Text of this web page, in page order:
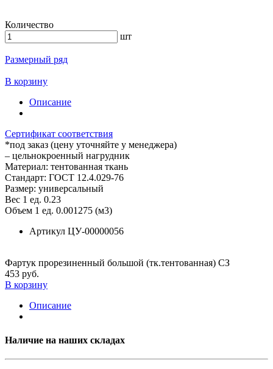
Количество
шт
Размерный ряд
В корзину
Описание
Сертификат соответствия
*под заказ (цену уточняйте у менеджера)
– цельнокроенный нагрудник
Материал: тентованная ткань
Стандарт: ГОСТ 12.4.029-76
Размер: универсальный
Вес 1 ед. 0.23
Объем 1 ед. 0.001275 (м3)
Артикул ЦУ-00000056
Фартук прорезиненный большой (тк.тентованная) СЗ
453 руб.
В корзину
Описание
Наличие на наших складах